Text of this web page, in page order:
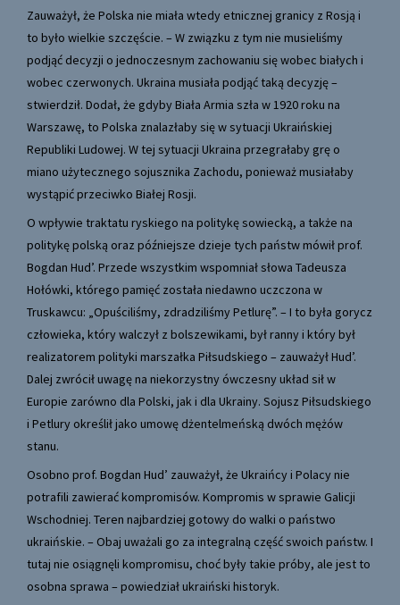
Zauważył, że Polska nie miała wtedy etnicznej granicy z Rosją i
to było wielkie szczęście. – W związku z tym nie musieliśmy
podjąć decyzji o jednoczesnym zachowaniu się wobec białych i
wobec czerwonych. Ukraina musiała podjąć taką decyzję –
stwierdził. Dodał, że gdyby Biała Armia szła w 1920 roku na
Warszawę, to Polska znalazłaby się w sytuacji Ukraińskiej
Republiki Ludowej. W tej sytuacji Ukraina przegrałaby grę o
miano użytecznego sojusznika Zachodu, ponieważ musiałaby
wystąpić przeciwko Białej Rosji.
O wpływie traktatu ryskiego na politykę sowiecką, a także na
politykę polską oraz późniejsze dzieje tych państw mówił prof.
Bogdan Hud’. Przede wszystkim wspomniał słowa Tadeusza
Hołówki, którego pamięć została niedawno uczczona w
Truskawcu: „Opuściliśmy, zdradziliśmy Petlurę”. – I to była gorycz
człowieka, który walczył z bolszewikami, był ranny i który był
realizatorem polityki marszałka Piłsudskiego – zauważył Hud’.
Dalej zwrócił uwagę na niekorzystny ówczesny układ sił w
Europie zarówno dla Polski, jak i dla Ukrainy. Sojusz Piłsudskiego
i Petlury określił jako umowę dżentelmeńską dwóch mężów
stanu.
Osobno prof. Bogdan Hud’ zauważył, że Ukraińcy i Polacy nie
potrafili zawierać kompromisów. Kompromis w sprawie Galicji
Wschodniej. Teren najbardziej gotowy do walki o państwo
ukraińskie. – Obaj uważali go za integralną część swoich państw. I
tutaj nie osiągnęli kompromisu, choć były takie próby, ale jest to
osobna sprawa – powiedział ukraiński historyk.